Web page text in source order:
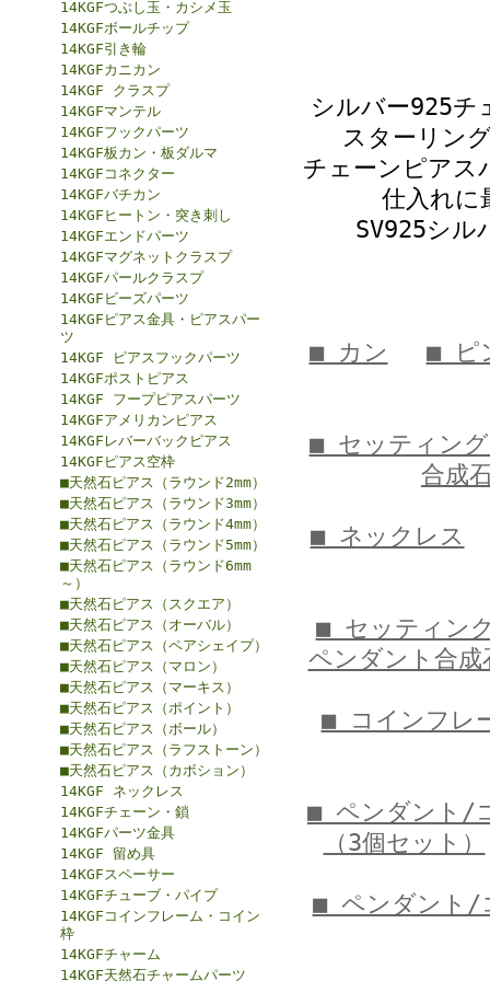
14KGFつぶし玉・カシメ玉
14KGFボールチップ
14KGF引き輪
14KGFカニカン
14KGF クラスプ
14KGFマンテル
14KGFフックパーツ
14KGF板カン・板ダルマ
14KGFコネクター
14KGFバチカン
14KGFヒートン・突き刺し
14KGFエンドパーツ
14KGFマグネットクラスプ
14KGFパールクラスプ
14KGFビーズパーツ
14KGFピアス金具・ピアスパー
ツ
14KGF ピアスフックパーツ
14KGFポストピアス
14KGF フープピアスパーツ
14KGFアメリカンピアス
14KGFレバーバックピアス
14KGFピアス空枠
■天然石ピアス（ラウンド2mm）
■天然石ピアス（ラウンド3mm）
■天然石ピアス（ラウンド4mm）
■天然石ピアス（ラウンド5mm）
■天然石ピアス（ラウンド6mm
～）
■天然石ピアス（スクエア）
■天然石ピアス（オーバル）
■天然石ピアス（ペアシェイプ）
■天然石ピアス（マロン）
■天然石ピアス（マーキス）
■天然石ピアス（ポイント）
■天然石ピアス（ボール）
■天然石ピアス（ラフストーン）
■天然石ピアス（カボション）
14KGF ネックレス
14KGFチェーン・鎖
14KGFパーツ金具
14KGF 留め具
14KGFスペーサー
14KGFチューブ・パイプ
14KGFコインフレーム・コイン
枠
14KGFチャーム
14KGF天然石チャームパーツ
シルバー925チ
スターリン
チェーンピアス
仕入れに
SV925シル
■ カン ■ ピ
■ セッティン
合成
■ ネックレス
■ セッティン
ペンダント合成
■ コインフレ
■ ペンダント/
（3個セット）
■ ペンダント/